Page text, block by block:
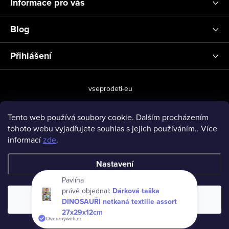
Tento web používá soubory cookie. Dalším procházením
tohoto webu vyjadřujete souhlas s jejich používáním.. Více
informacízde.
Nastavení
Souhlasím
Blog
Přihlášení
vseprodeti-eu
Copyright 2026www.vseprodeti.eu. Všechna práva vyhrazena.
Pavlína
právě objednal: Dárková taška
DINOSAUŘI netkaná textilie assort
27x29x12cm
Overenyweb.cz